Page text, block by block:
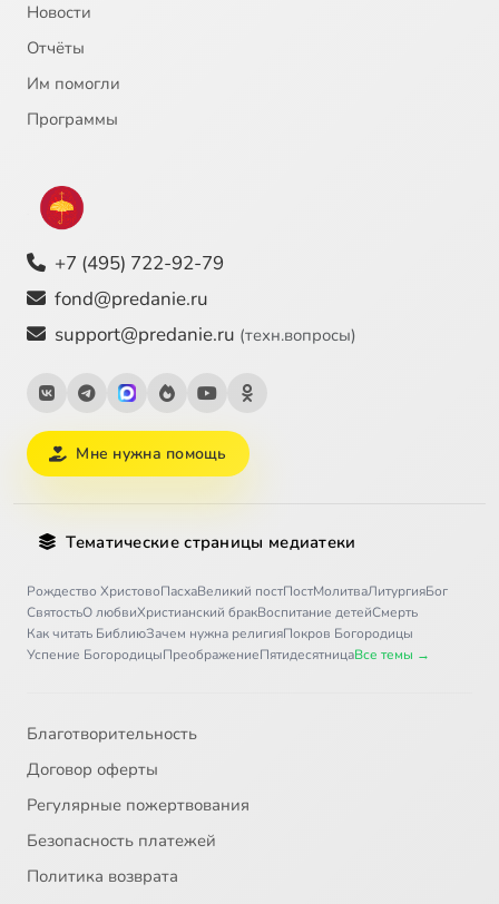
Новости
Отчёты
Им помогли
Программы
+7 (495) 722-92-79
fond@predanie.ru
support@predanie.ru (техн.вопросы)
Мне нужна помощь
Тематические страницы медиатеки
Рождество ХристовоПасхаВеликий постПостМолитваЛитургияБог
СвятостьО любвиХристианский бракВоспитание детейСмерть
Как читать БиблиюЗачем нужна религияПокров Богородицы
Успение БогородицыПреображениеПятидесятницаВсе темы →
Благотворительность
Договор оферты
Регулярные пожертвования
Безопасность платежей
Политика возврата